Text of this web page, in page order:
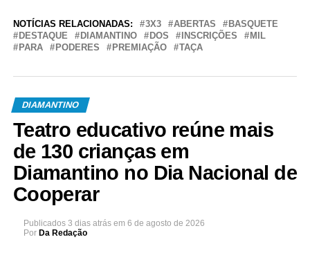
NOTÍCIAS RELACIONADAS: 3X3 ABERTAS
BASQUETE
DESTAQUE
DIAMANTINO DOS INSCRIÇÕES
MIL
PARA
PODERES PREMIAÇÃO TAÇA
DIAMANTINO
Teatro educativo reúne mais
de 130 crianças em
Diamantino no Dia Nacional de
Cooperar
Publicados 3 dias atrás em 6 de agosto de 2026
Por Da Redação